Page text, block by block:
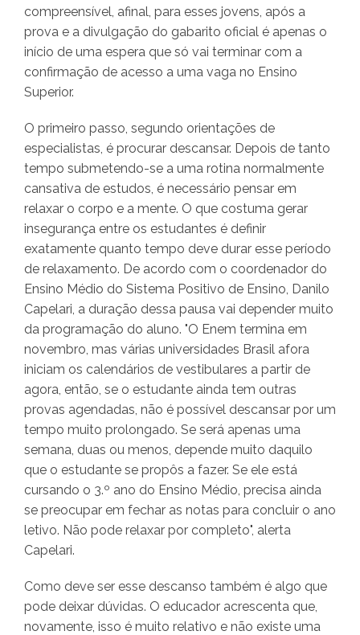
compreensível, afinal, para esses jovens, após a
prova e a divulgação do gabarito oficial é apenas o
início de uma espera que só vai terminar com a
confirmação de acesso a uma vaga no Ensino
Superior.
O primeiro passo, segundo orientações de
especialistas, é procurar descansar. Depois de tanto
tempo submetendo-se a uma rotina normalmente
cansativa de estudos, é necessário pensar em
relaxar o corpo e a mente. O que costuma gerar
insegurança entre os estudantes é definir
exatamente quanto tempo deve durar esse período
de relaxamento. De acordo com o coordenador do
Ensino Médio do Sistema Positivo de Ensino, Danilo
Capelari, a duração dessa pausa vai depender muito
da programação do aluno. "O Enem termina em
novembro, mas várias universidades Brasil afora
iniciam os calendários de vestibulares a partir de
agora, então, se o estudante ainda tem outras
provas agendadas, não é possível descansar por um
tempo muito prolongado. Se será apenas uma
semana, duas ou menos, depende muito daquilo
que o estudante se propôs a fazer. Se ele está
cursando o 3.º ano do Ensino Médio, precisa ainda
se preocupar em fechar as notas para concluir o ano
letivo. Não pode relaxar por completo", alerta
Capelari.
Como deve ser esse descanso também é algo que
pode deixar dúvidas. O educador acrescenta que,
novamente, isso é muito relativo e não existe uma